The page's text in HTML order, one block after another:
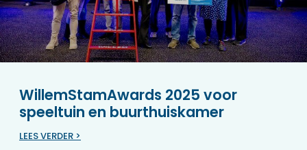
WillemStamAwards 2025 voor
speeltuin en buurthuiskamer
LEES VERDER >